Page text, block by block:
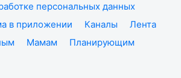
персональных данных
в приложении Каналы
Лента
Мамам
Планирующим